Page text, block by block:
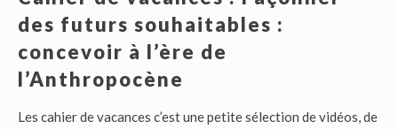
des futurs souhaitables :
concevoir à l’ère de
l’Anthropocène
Les cahier de vacances c’est une petite sélection de vidéos, de